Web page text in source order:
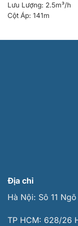
Lưu Lượng: 2.5m³/h
Cột Áp: 141m
Địa chỉ
Hà Nội: Sô 11
TP HCM: 628/26